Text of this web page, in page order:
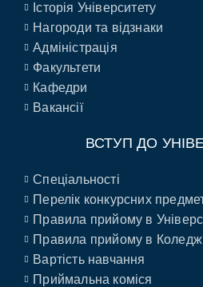
Історія Університету
Нагороди та відзнаки
Адміністрація
Факультети
Кафедри
Вакансії
ВСТУП ДО
Спеціальності
Перелік конкурсних
Правила прийому в
Правила прийому в Коледж
Вартість навчання
Приймальна коміся